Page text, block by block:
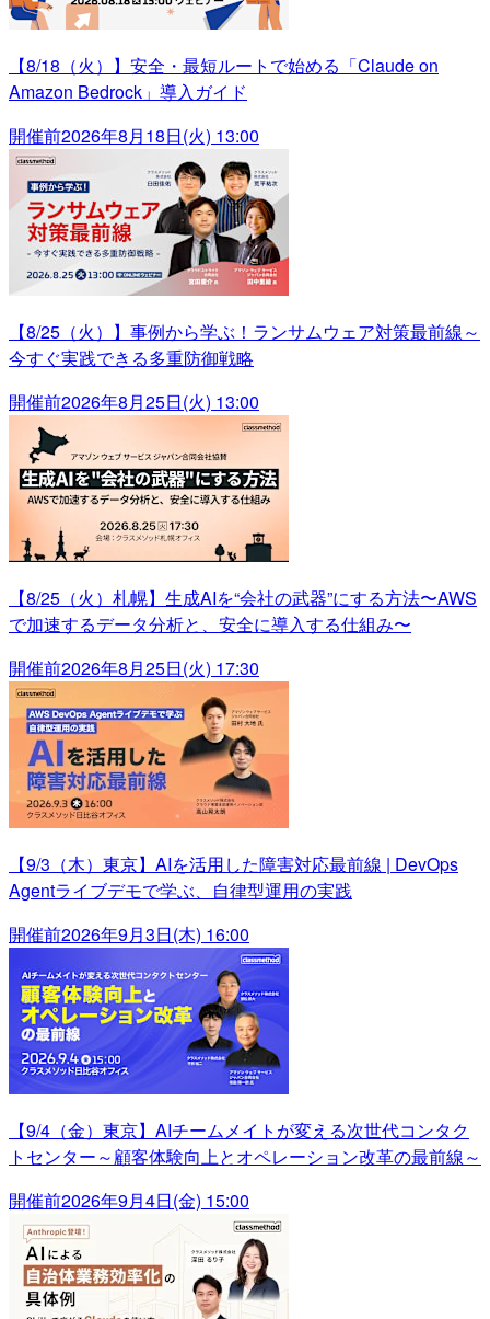
【8/18（火）】安全・最短ルートで始める「Claude on
Amazon Bedrock」導入ガイド
開催前2026年8月18日(火) 13:00
【8/25（火）】事例から学ぶ！ランサムウェア対策最前線～
今すぐ実践できる多重防御戦略
開催前2026年8月25日(火) 13:00
【8/25（火）札幌】生成AIを“会社の武器”にする方法〜AWS
で加速するデータ分析と、安全に導入する仕組み〜
開催前2026年8月25日(火) 17:30
【9/3（木）東京】AIを活用した障害対応最前線 | DevOps
Agentライブデモで学ぶ、自律型運用の実践
開催前2026年9月3日(木) 16:00
【9/4（金）東京】AIチームメイトが変える次世代コンタク
トセンター～顧客体験向上とオペレーション改革の最前線～
開催前2026年9月4日(金) 15:00